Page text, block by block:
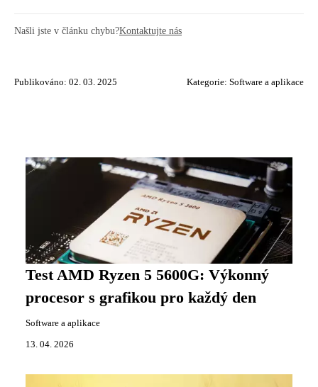
Našli jste v článku chybu?Kontaktujte nás
Publikováno: 02. 03. 2025 Kategorie: Software a aplikace
Test AMD Ryzen 5 5600G: Výkonný
procesor s grafikou pro každý den
Software a aplikace
13. 04. 2026